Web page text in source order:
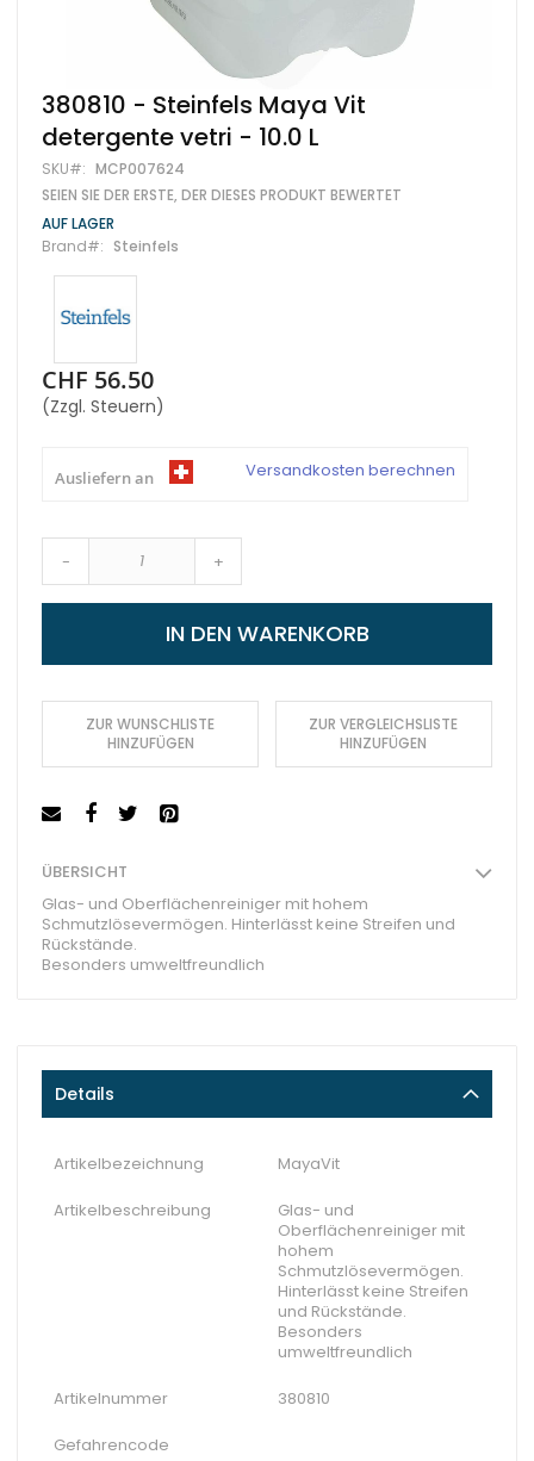
Zum
Anfang
der
Bildgalerie
springen
380810 - Steinfels Maya Vit
detergente vetri - 10.0 L
SKU MCP007624
SEIEN SIE DER ERSTE, DER DIESES PRODUKT BEWERTET
AUF LAGER
Brand
Steinfels
CHF 56.50
(Zzgl. Steuern)
Ausliefern an Versandkosten berechnen
- +
IN DEN WARENKORB
ZUR WUNSCHLISTE
HINZUFÜGEN
ZUR VERGLEICHSLISTE
HINZUFÜGEN
ÜBERSICHT
Glas- und Oberflächenreiniger mit hohem
Schmutzlösevermögen. Hinterlässt keine Streifen und
Rückstände.
Besonders umweltfreundlich
Details
Artikelbezeichnung MayaVit
Artikelbeschreibung
Glas- und
Oberflächenreiniger mit
hohem
Schmutzlösevermögen.
Hinterlässt keine Streifen
und Rückstände.
Besonders
umweltfreundlich
Artikelnummer 380810
Gefahrencode